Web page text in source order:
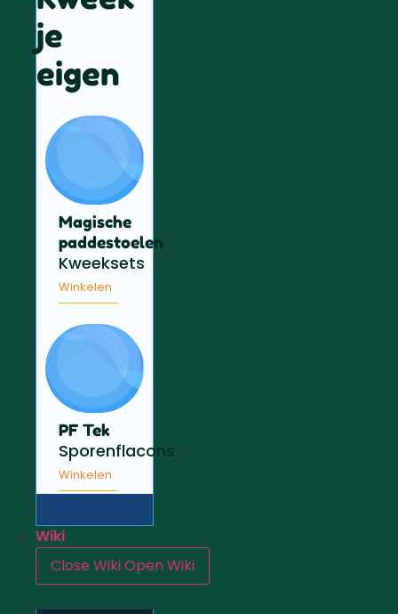
je
eigen
Magische
paddestoelen
Kweeksets
Winkelen
PF Tek
Sporenflacons
Winkelen
Wiki
Close WikiOpen Wiki